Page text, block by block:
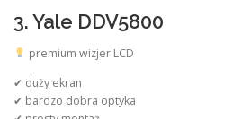
3. Yale DDV5800
premium wizjer LCD
✔ duży ekran
✔ bardzo dobra optyka